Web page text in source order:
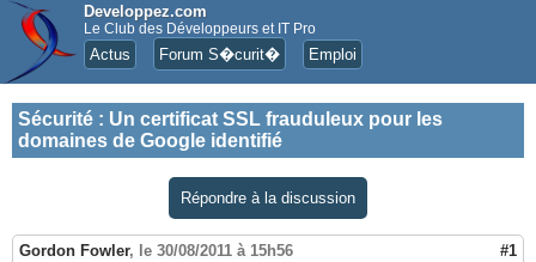
Developpez.com
Le Club des Développeurs et IT Pro
Actus Forum S�curit� Emploi
Sécurité : Un certificat SSL frauduleux pour les
domaines de Google identifié
Répondre à la discussion
Gordon Fowler, le 30/08/2011 à 15h56 #1